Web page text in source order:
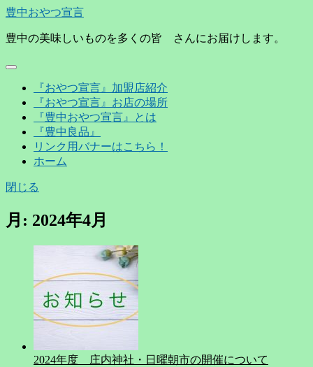
豊中おやつ宣言
豊中の美味しいものを多くの皆 さんにお届けします。
『おやつ宣言』加盟店紹介
『おやつ宣言』お店の場所
『豊中おやつ宣言』とは
『豊中良品』
リンク用バナーはこちら！
ホーム
閉じる
月: 2024年4月
2024年度 庄内神社・日曜朝市の開催について